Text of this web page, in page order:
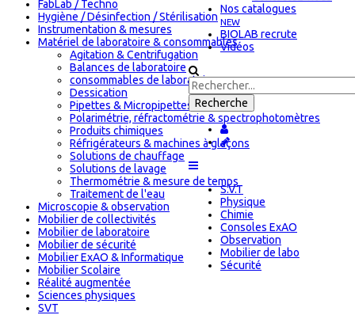
Nos catalogues
NEW
BIOLAB recrute
Vidéos
S.V.T
Physique
Chimie
Consoles ExAO
Observation
Mobilier de labo
Sécurité
FabLab / Techno
Hygiène / Désinfection / Stérilisation
Instrumentation & mesures
Matériel de laboratoire & consommables
Agitation & Centrifugation
Balances de laboratoire
consommables de laboratoire
Dessication
Pipettes & Micropipettes
Polarimétrie, réfractométrie & spectrophotomètres
Produits chimiques
Réfrigérateurs & machines à glaçons
Solutions de chauffage
Solutions de lavage
Thermométrie & mesure de temps
Traitement de l'eau
Microscopie & observation
Mobilier de collectivités
Mobilier de laboratoire
Mobilier de sécurité
Mobilier ExAO & Informatique
Mobilier Scolaire
Réalité augmentée
Sciences physiques
SVT